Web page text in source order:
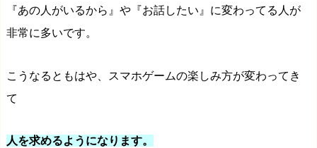
『あの人がいるから』や『お話したい』に変わってる人が
非常に多いです。
こうなるともはや、スマホゲームの楽しみ方が変わってき
て
人を求めるようになります。